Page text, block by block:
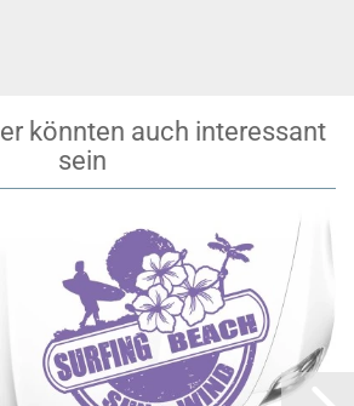
könnten auch interessant
sein